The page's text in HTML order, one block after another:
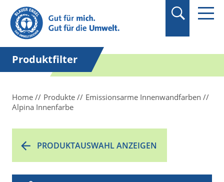
Suchbegriff in
Anführungszeichen
setzen.
Produktfilter
Home Produkte
Emissionsarme Innenwandfarben
Alpina Innenfarbe
PRODUKTAUSWAHL ANZEIGEN